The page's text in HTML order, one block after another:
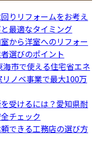
りリフォームをお考え
最適なタイミング
から洋室へのリフォー
選びのポイント
海市で使える住宅省エネ
ノベ事業で最大100万
受けるには？愛知県耐
チェック
できる工務店の選び方